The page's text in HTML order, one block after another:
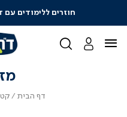
חוזרים ללימודים
דף הבית דף